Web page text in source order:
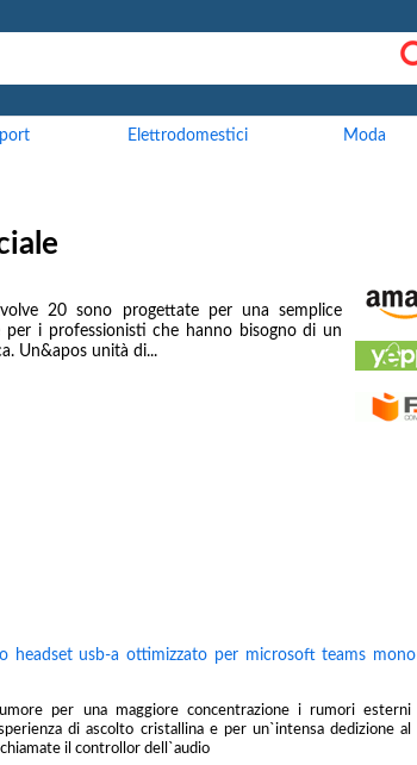
Elettrodomestici Moda
20 sono progettate per una semplice
per i professionisti che hanno bisogno di un
Un&apos unità di...
headset usb-a ottimizzato per microsoft teams mono
per una maggiore concentrazione i rumori esterni
di ascolto cristallina e per un`intensa dedizione al
il controllor dell`audio